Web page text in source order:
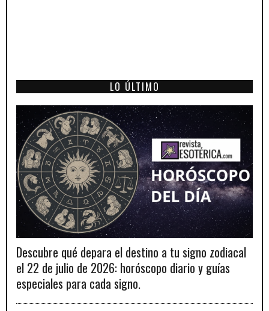
LO ÚLTIMO
Descubre qué depara el destino a tu signo zodiacal
el 22 de julio de 2026: horóscopo diario y guías
especiales para cada signo.